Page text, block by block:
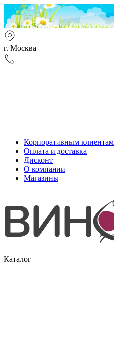
г. Москва
Корпоративным клиентам
Оплата и доставка
Дисконт
О компании
Магазины
Каталог